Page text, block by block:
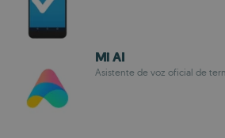
Mi AI
Asistente de voz oficial de